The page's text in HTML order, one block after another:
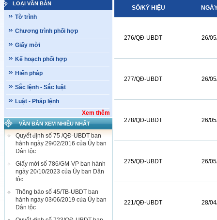
LOẠI VĂN BẢN
Tờ trình
Chương trình phối hợp
Giấy mời
Kế hoạch phối hợp
Hiến pháp
Sắc lệnh - Sắc luật
Luật - Pháp lệnh
Xem thêm
VĂN BẢN XEM NHIỀU NHẤT
Quyết định số 75 /QĐ-UBDT ban
hành ngày 29/02/2016 của Ủy ban
Dân tộc
Giấy mời số 786/GM-VP ban hành
ngày 20/10/2023 của Ủy ban Dân
tộc
Thông báo số 45/TB-UBDT ban
hành ngày 03/06/2019 của Ủy ban
Dân tộc
SỐ/KÝ HIỆU
276/QĐ-UBDT 26/
277/QĐ-UBDT 26/
278/QĐ-UBDT 26/
275/QĐ-UBDT 26/
221/QĐ-UBDT 28/